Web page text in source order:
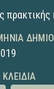
πρακτικής